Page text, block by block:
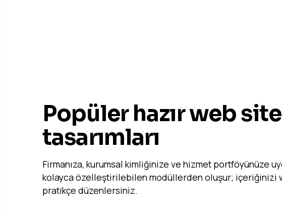
Popüler hazır web
tasarımları
Firmanıza, kurumsal kimliğinize ve hizmet portföyünüze
kolayca özelleştirilebilen modüllerden oluşur; içeriğinizi
pratikçe düzenlersiniz.